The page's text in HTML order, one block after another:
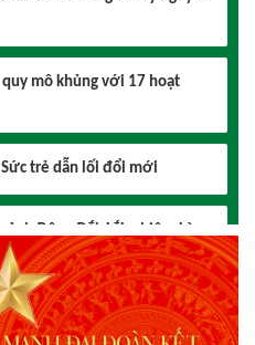
trẻ dẫn lối đổi mới
tổ chức Đại hội lần thứ I,
miền Trung và Tây nguyên